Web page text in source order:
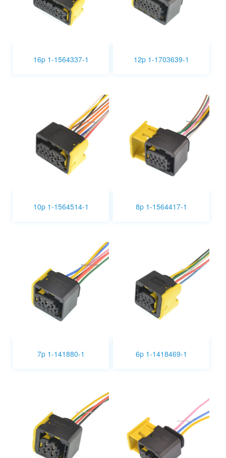
16p 1-1564337-1 12p 1-1703639-1
10p 1-1564514-1 8p 1-1564417-1
7p 1-141880-1 6p 1-1418469-1